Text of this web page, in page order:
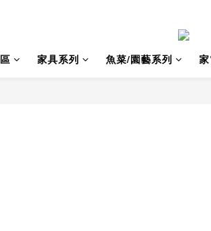
家具系列 魚菜/園藝系列